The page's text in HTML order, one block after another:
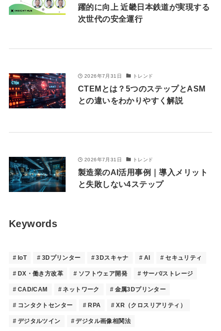
躍的に向上 近畿日本鉄道が実現する
次世代の安全運行
2026年7月31日 トレンド
CTEMとは？5つのステップとASM
との違いをわかりやすく解説
2026年7月31日 トレンド
製造業のAI活用事例｜導入メリット
と失敗しない4ステップ
Keywords
IoT 3Dプリンター 3Dスキャナ AI セキュリティ
DX・働き方改革 ソフトウェア開発 サーバ/ストレージ
CAD/CAM ネットワーク 金属3Dプリンター
コンタクトセンター RPA XR（クロスリアリティ）
デジタルツイン デジタル画像相関法